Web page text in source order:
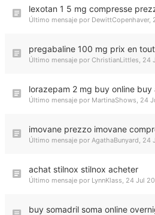
lexotan 1 5 mg compresse
Último mensaje por DewittCopenhaver,
pregabaline 100 mg prix en
Último mensaje por ChristianLittles, 24
lorazepam 2 mg buy online
Último mensaje por MartinaShows, 24
imovane prezzo imovane
Último mensaje por AgathaBunyard, 24
achat stilnox stilnox acheter
Último mensaje por LynnKlass, 24 Jul
buy somadril soma online